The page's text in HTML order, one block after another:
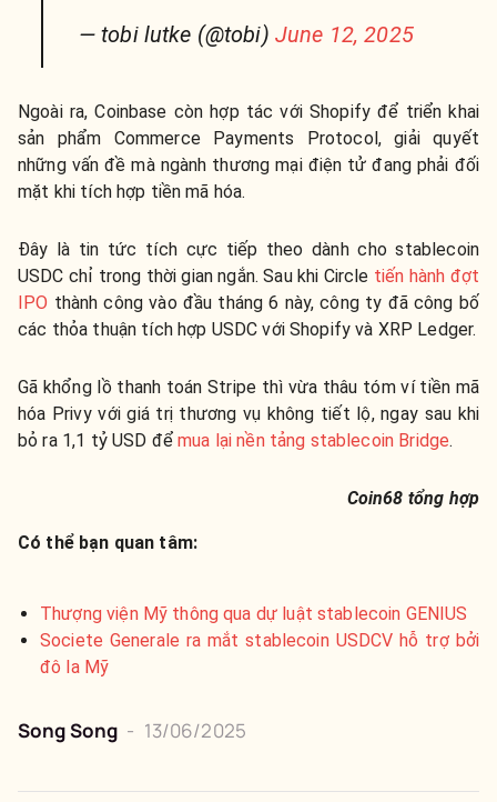
— tobi lutke (@tobi) June 12, 2025
Ngoài ra, Coinbase còn hợp tác với Shopify để triển khai
sản phẩm Commerce Payments Protocol, giải quyết
những vấn đề mà ngành thương mại điện tử đang phải đối
mặt khi tích hợp tiền mã hóa.
Đây là tin tức tích cực tiếp theo dành cho stablecoin
USDC chỉ trong thời gian ngắn. Sau khi Circle tiến hành đợt
IPO thành công vào đầu tháng 6 này, công ty đã công bố
các thỏa thuận tích hợp USDC với Shopify và XRP Ledger.
Gã khổng lồ thanh toán Stripe thì vừa thâu tóm ví tiền mã
hóa Privy với giá trị thương vụ không tiết lộ, ngay sau khi
bỏ ra 1,1 tỷ USD đểmua lại nền tảng stablecoin Bridge.
Coin68 tổng hợp
Có thể bạn quan tâm:
Thượng viện Mỹ thông qua dự luật stablecoin GENIUS
Societe Generale ra mắt stablecoin USDCV hỗ trợ bởi
đô la Mỹ
Song Song - 13/06/2025